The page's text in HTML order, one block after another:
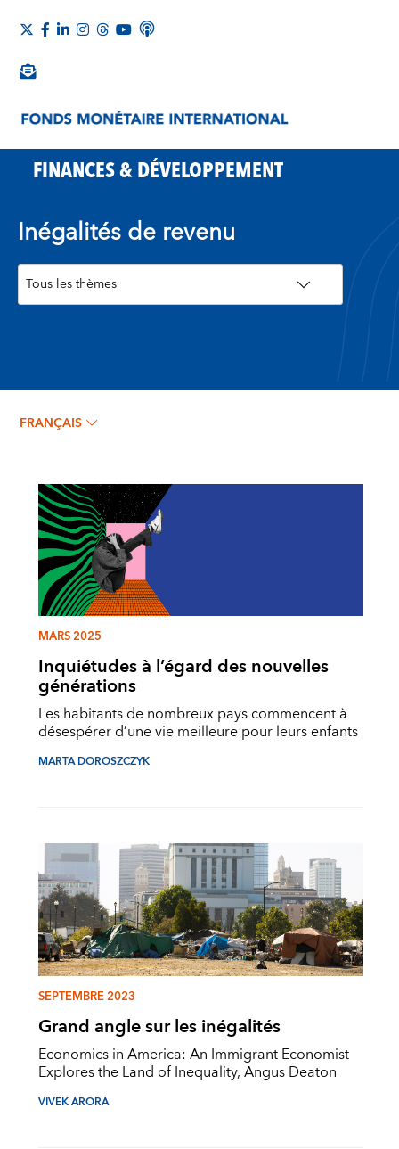
FINANCES & DÉVELOPPEMENT
Inégalités de revenu
FRANÇAIS
MARS 2025
Inquiétudes à l’égard des nouvelles
générations
Les habitants de nombreux pays commencent à
désespérer d’une vie meilleure pour leurs enfants
MARTA DOROSZCZYK
SEPTEMBRE 2023
Grand angle sur les inégalités
Economics in America: An Immigrant Economist
Explores the Land of Inequality, Angus Deaton
VIVEK ARORA